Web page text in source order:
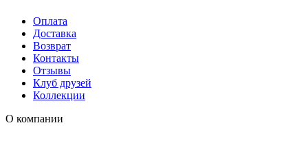
Оплата
Доставка
Возврат
Контакты
Отзывы
Клуб друзей
Коллекции
О компании